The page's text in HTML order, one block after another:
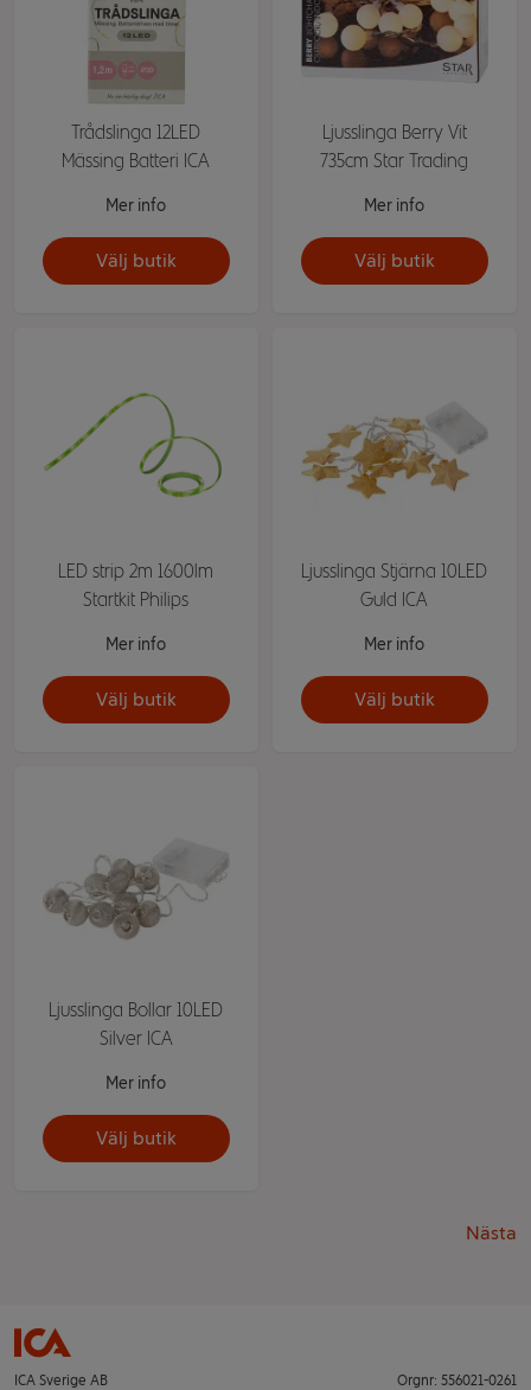
Trådslinga 12LED
Mässing Batteri ICA
Mer info
Välj butik
Ljusslinga Berry Vit
735cm Star Trading
Mer info
Välj butik
LED strip 2m 1600lm
Startkit Philips
Mer info
Välj butik
Ljusslinga Stjärna 10LED
Guld ICA
Mer info
Välj butik
Ljusslinga Bollar 10LED
Silver ICA
Mer info
Välj butik
Nästa
ICA Sverige AB Orgnr: 556021-0261